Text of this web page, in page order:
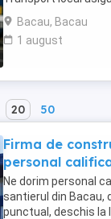
noapte de 25%; Prime
Bacau, Bacau
1 august
20 50
Firma de
personal
Ne dorim personal
santierul din Bacau,
punctual, deschis la